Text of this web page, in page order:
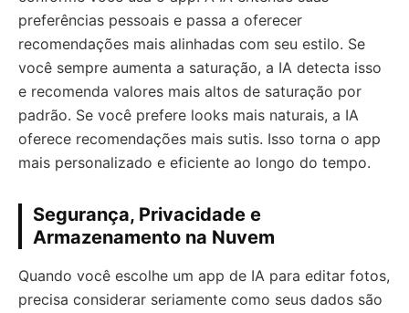
preferências pessoais e passa a oferecer
recomendações mais alinhadas com seu estilo. Se
você sempre aumenta a saturação, a IA detecta isso
e recomenda valores mais altos de saturação por
padrão. Se você prefere looks mais naturais, a IA
oferece recomendações mais sutis. Isso torna o app
mais personalizado e eficiente ao longo do tempo.
Segurança, Privacidade e
Armazenamento na Nuvem
Quando você escolhe um app de IA para editar fotos,
precisa considerar seriamente como seus dados são